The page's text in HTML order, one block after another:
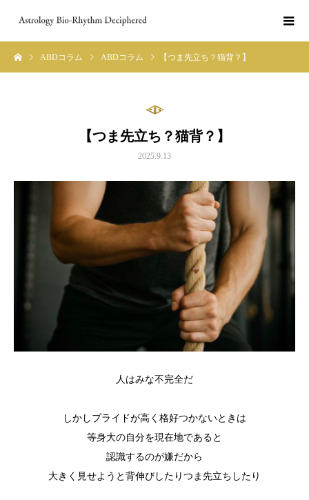
ABDコラム ABDコラム 【つま先立ち？猫背？】
【つま先立ち？猫背？】
2025.9.13
人はみな不完全だ
しかしプライドが高く格好つかないときは
等身大の自分を現在地であると
認識するのが嫌だから
大きく見せようと背伸びしたりつま先立ちしたり